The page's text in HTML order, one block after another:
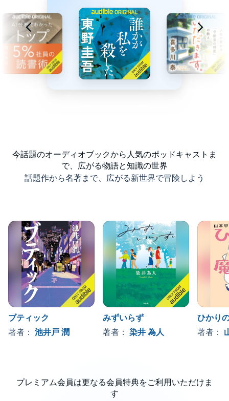
今話題のオーディオブックから人気のポッドキャストま
で、広がる物語と知識の世界
話題作から名著まで、広がる新世界で冒険しよう
ブティック
著者： 池井戸 潤
みずいらず
著者： 染井 為人
ひかり
著者：
プレミアム会員は更なる会員特典をご利用いただけま
す